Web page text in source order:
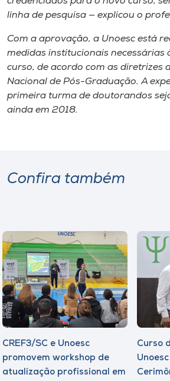
linha de pesquisa — explicou o
Com a aprovação, a Unoesc está
medidas institucionais necessárias
curso, de acordo com as diretrizes
Nacional de Pós-Graduação. A
primeira turma de doutorandos
ainda em 2018.
Confira também
CREF3/SC e Unoesc
promovem workshop de
atualização profissional em
Curso